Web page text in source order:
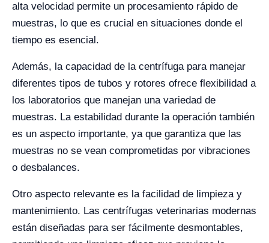
alta velocidad permite un procesamiento rápido de
muestras, lo que es crucial en situaciones donde el
tiempo es esencial.
Además, la capacidad de la centrífuga para manejar
diferentes tipos de tubos y rotores ofrece flexibilidad a
los laboratorios que manejan una variedad de
muestras. La estabilidad durante la operación también
es un aspecto importante, ya que garantiza que las
muestras no se vean comprometidas por vibraciones
o desbalances.
Otro aspecto relevante es la facilidad de limpieza y
mantenimiento. Las centrífugas veterinarias modernas
están diseñadas para ser fácilmente desmontables,